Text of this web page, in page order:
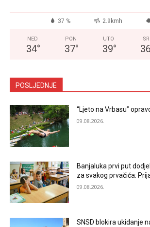
37 % 2.9kmh
NED
34°
PON
37°
UTO
39°
SRI
36
POSLJEDNJE
“Ljeto na Vrbasu”
09.08.2026.
Banjaluka prvi put
za svakog prvačića:
09.08.2026.
SNSD blokira ukidanje